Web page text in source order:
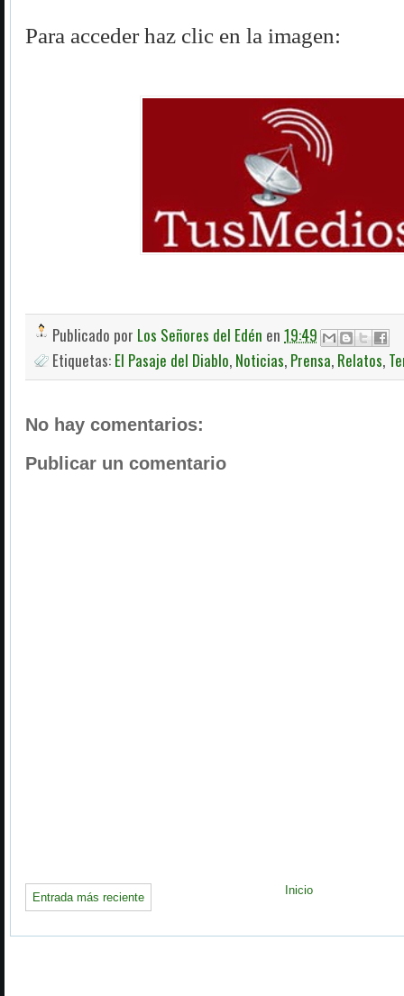
Para acceder haz clic en la imagen:
Publicado por Los Señores del Edén en 19:49
Etiquetas: El Pasaje del Diablo, Noticias, Prensa, Relatos,
No hay comentarios:
Publicar un comentario
Entrada más reciente
Inicio